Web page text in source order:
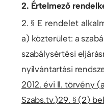
2. Értelmező
2. § E rendelet
a) közterület: a
szabálysértési
nyilvántartási
2012. évi II. törvény
Szabs.tv.)29. § (2)